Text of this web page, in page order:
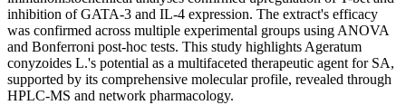
inhibition of GATA-3 and IL-4 expression. The extract's efficacy
was confirmed across multiple experimental groups using ANOVA
and Bonferroni post-hoc tests. This study highlights Ageratum
conyzoides L.'s potential as a multifaceted therapeutic agent for SA,
supported by its comprehensive molecular profile, revealed through
HPLC-MS and network pharmacology.